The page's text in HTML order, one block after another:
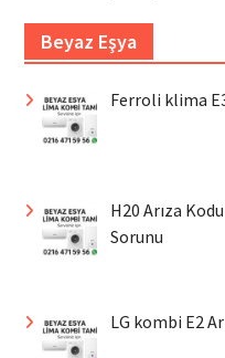
Beyaz Eşya
Ferroli klima
H20 Arıza
Sorunu
LG kombi E2